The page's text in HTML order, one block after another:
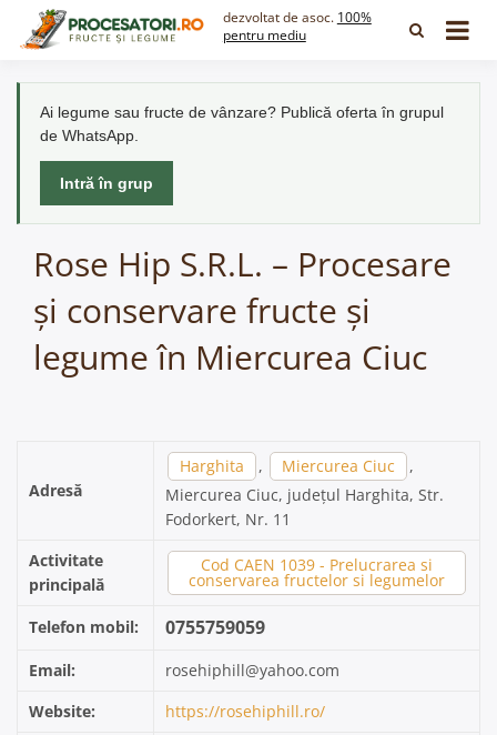
dezvoltat de asoc. 100%
pentru mediu
Ai legume sau fructe de vânzare? Publică oferta în grupul
de WhatsApp.
Intră în grup
Rose Hip S.R.L. – Procesare
și conservare fructe și
legume în Miercurea Ciuc
Adresă
Harghita , Miercurea Ciuc
,
Miercurea Ciuc, județul Harghita, Str.
Fodorkert, Nr. 11
Activitate
principală
Cod CAEN 1039 - Prelucrarea si
conservarea fructelor si legumelor
Telefon mobil: 0755759059
Email:
rosehiphill@yahoo.com
Website:
https://rosehiphill.ro/